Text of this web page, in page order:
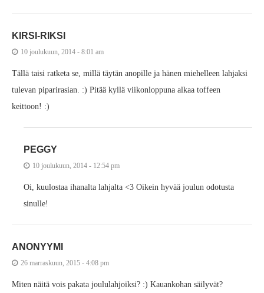
KIRSI-RIKSI
10 joulukuun, 2014 - 8:01 am
Tällä taisi ratketa se, millä täytän anopille ja hänen miehelleen lahjaksi
tulevan piparirasian. :) Pitää kyllä viikonloppuna alkaa toffeen
keittoon! :)
PEGGY
10 joulukuun, 2014 - 12:54 pm
Oi, kuulostaa ihanalta lahjalta <3 Oikein hyvää joulun odotusta
sinulle!
ANONYYMI
26 marraskuun, 2015 - 4:08 pm
Miten näitä vois pakata joululahjoiksi? :) Kauankohan säilyvät?